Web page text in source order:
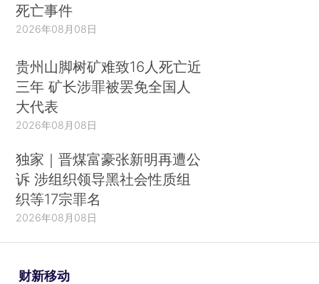
死亡事件
2026年08月08日
贵州山脚树矿难致16人死亡近
三年 矿长涉罪被罢免全国人
大代表
2026年08月08日
独家｜晋煤富豪张新明再遭公
诉 涉组织领导黑社会性质组
织等17宗罪名
2026年08月08日
财新移动